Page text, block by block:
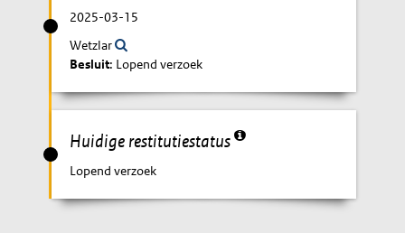
2025-03-15
Wetzlar
Besluit: Lopend verzoek
Huidige restitutiestatus
Lopend verzoek